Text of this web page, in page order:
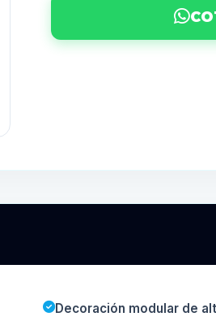
Decoración modular de